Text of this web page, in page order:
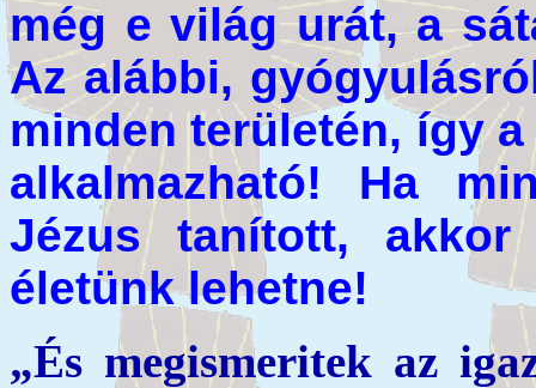
még e világ urát, a
Az alábbi,
minden területén, így
alkalmazható! Ha
Jézus tanított, akkor
életünk lehetne!
„És megismeritek az